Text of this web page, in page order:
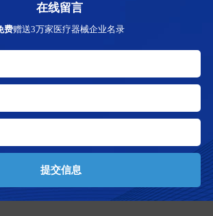
在线留言
费赠送3万家医疗器械企业名录